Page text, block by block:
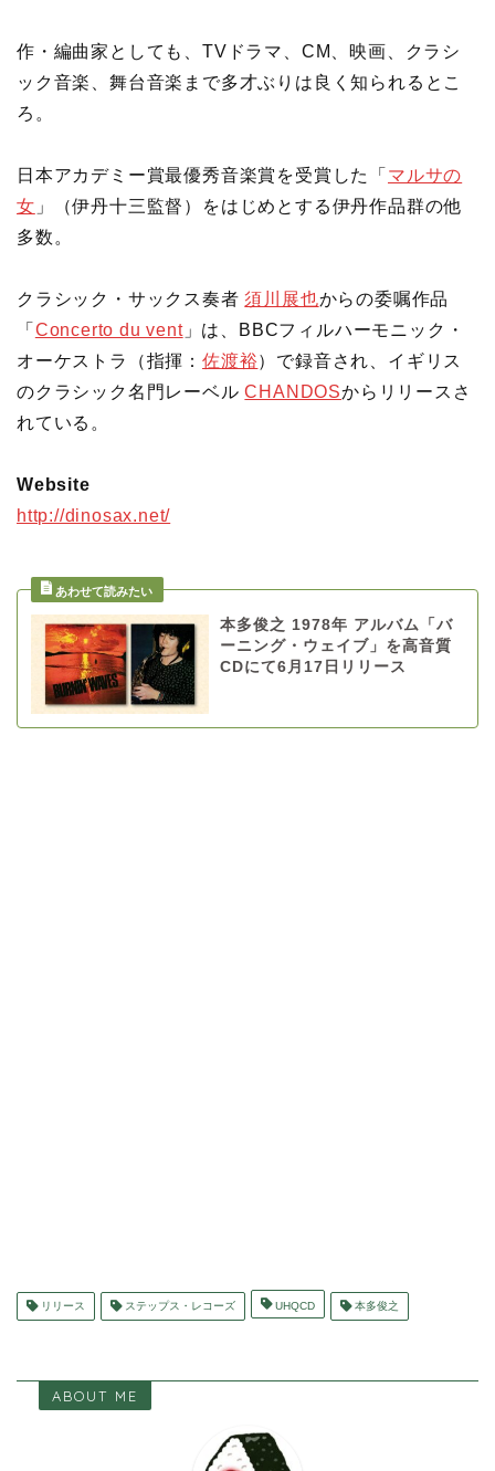
作・編曲家としても、TVドラマ、CM、映画、クラシ
ック音楽、舞台音楽まで多才ぶりは良く知られるとこ
ろ。
日本アカデミー賞最優秀音楽賞を受賞した「 マルサの
女 」（伊丹十三監督）をはじめとする伊丹作品群の他
多数。
クラシック・サックス奏者須川展也からの委嘱作品
「 Concerto du vent」は、BBCフィルハーモニック・
オーケストラ（指揮： 佐渡裕）で録音され、イギリス
のクラシック名門レーベルCHANDOSからリリースさ
れている。
Website
http://dinosax.net/
本多俊之 1978年 アルバム「バ
ーニング・ウェイブ」を高音質
CDにて6月17日リリース
リリース ステップス・レコーズ UHQCD 本多俊之
ABOUT ME